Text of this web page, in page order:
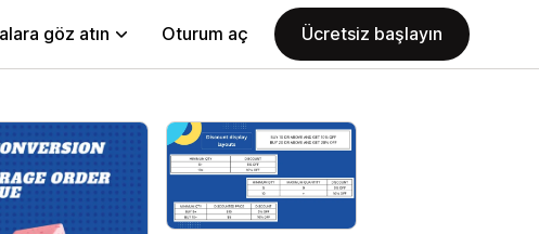
göz atın Oturum aç Ücretsiz başlayın